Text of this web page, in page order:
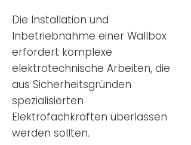
Die Installation und
Inbetriebnahme einer Wallbox
erfordert komplexe
elektrotechnische Arbeiten, die
aus Sicherheitsgründen
spezialisierten
Elektrofachkräften überlassen
werden sollten.